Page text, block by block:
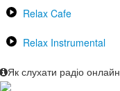
Relax Cafe
Relax Instrumental
Як слухати радіо онлайн